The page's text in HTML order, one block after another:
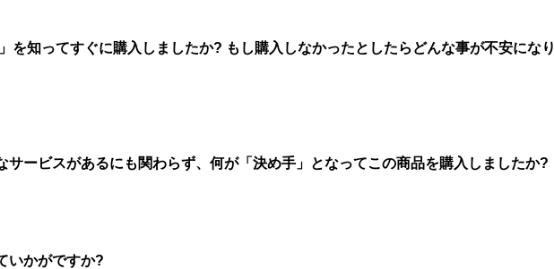
を知ってすぐに購入しましたか? もし購入しなかったとしたらどんな事が不安にな
サービスがあるにも関わらず、何が「決め手」となってこの商品を購入しましたか?
いかがですか?